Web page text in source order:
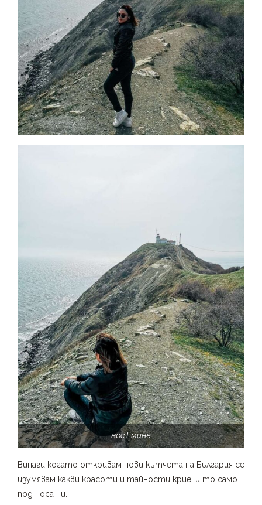
нос Емине
Винаги когато откривам нови кътчета на България се
изумявам какви красоти и тайности крие, и то само
под носа ни.